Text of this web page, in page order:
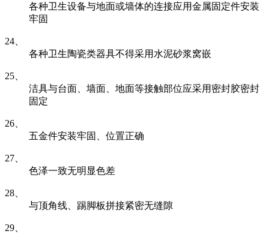
各种卫生设备与地面或墙体的连接应用金属固定件安装
牢固
24、
各种卫生陶瓷类器具不得采用水泥砂浆窝嵌
25、
洁具与台面、墙面、地面等接触部位应采用密封胶密封
固定
26、
五金件安装牢固、位置正确
27、
色泽一致无明显色差
28、
与顶角线、踢脚板拼接紧密无缝隙
29、